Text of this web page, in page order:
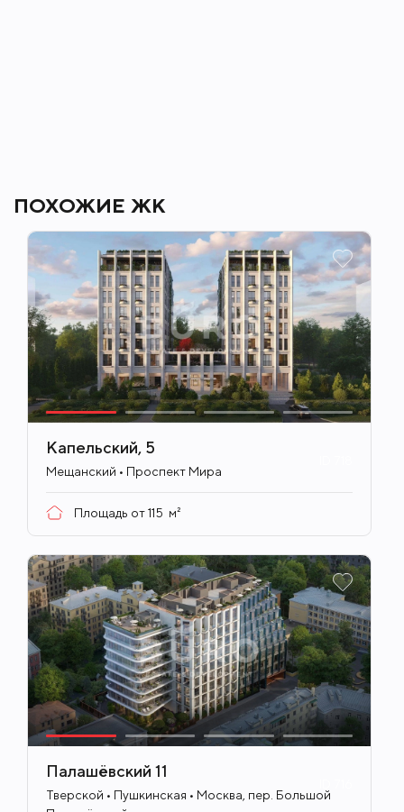
ПОХОЖИЕ ЖК
Капельский, 5
Мещанский • Проспект Мира
Площадь от115 м²
Палашёвский 11
Тверской • Пушкинская • Москва, пер. Большой